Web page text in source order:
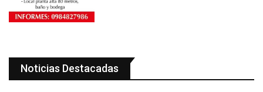
Noticias Destacadas